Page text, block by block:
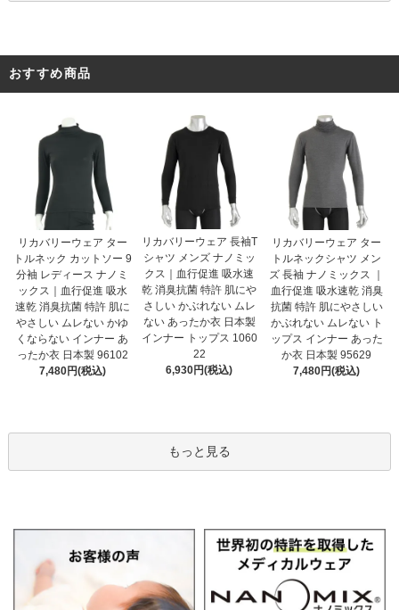
おすすめ商品
リカバリーウェア ター
トルネック カットソー 9
分袖 レディース ナノミ
ックス｜血行促進 吸水
速乾 消臭抗菌 特許 肌に
やさしい ムレない かゆ
くならない インナー あ
ったか衣 日本製 96102
7,480円(税込)
リカバリーウェア 長袖T
シャツ メンズ ナノミッ
クス｜血行促進 吸水速
乾 消臭抗菌 特許 肌にや
さしい かぶれない ムレ
ない あったか衣 日本製
インナー トップス 1060
22
6,930円(税込)
リカバリーウェア ター
トルネックシャツ メン
ズ 長袖 ナノミックス ｜
血行促進 吸水速乾 消臭
抗菌 特許 肌にやさしい
かぶれない ムレない ト
ップス インナー あった
か衣 日本製 95629
7,480円(税込)
もっと見る